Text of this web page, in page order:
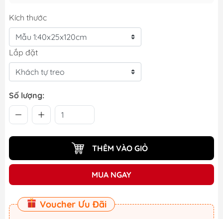
Kích thước
Lắp đặt
Số lượng:
THÊM VÀO GIỎ
MUA NGAY
Voucher Ưu Đãi